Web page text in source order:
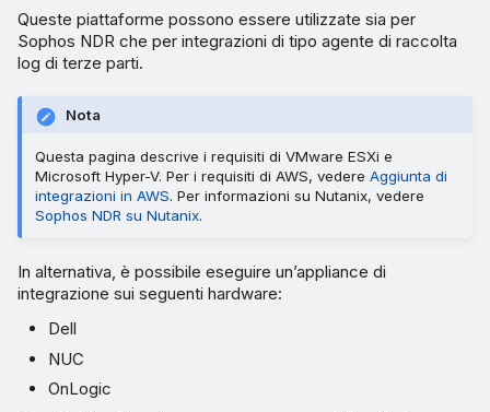
raccolta log
Sophos NDR e integrazioni
log
Esclusioni di porte e domini
per le appliance Sophos
Queste piattaforme possono essere utilizzate sia per
Sophos NDR che per integrazioni di tipo agente di raccolta
log di terze parti.
Nota
Questa pagina descrive i requisiti di VMware ESXi e
Microsoft Hyper-V. Per i requisiti di AWS, vedere Aggiunta di
integrazioni in AWS. Per informazioni su Nutanix, vedere
Sophos NDR su Nutanix.
In alternativa, è possibile eseguire un’appliance di
integrazione sui seguenti hardware:
Dell
NUC
OnLogic